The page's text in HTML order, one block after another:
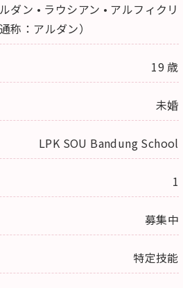
ダン • ラウシアン • アルフィクリ
通称：アルダン）
19 歳
未婚
LPK SOU Bandung School
1
募集中
特定技能